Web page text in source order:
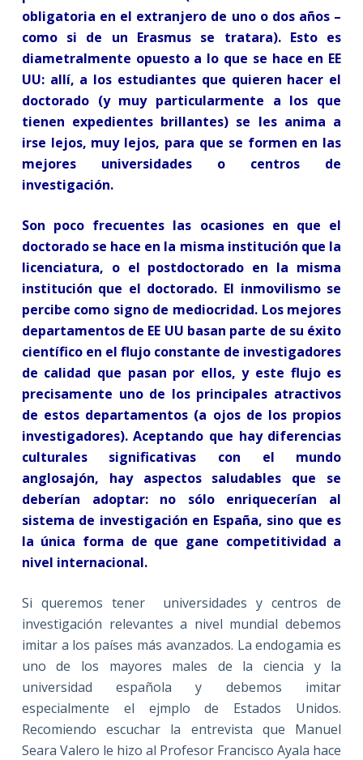
obligatoria en el extranjero de uno o dos años –
como si de un Erasmus se tratara). Esto es
diametralmente opuesto a lo que se hace en EE
UU: allí, a los estudiantes que quieren hacer el
doctorado (y muy particularmente a los que
tienen expedientes brillantes) se les anima a
irse lejos, muy lejos, para que se formen en las
mejores universidades o centros de
investigación.
Son poco frecuentes las ocasiones en que el
doctorado se hace en la misma institución que la
licenciatura, o el postdoctorado en la misma
institución que el doctorado. El inmovilismo se
percibe como signo de mediocridad. Los mejores
departamentos de EE UU basan parte de su éxito
científico en el flujo constante de investigadores
de calidad que pasan por ellos, y este flujo es
precisamente uno de los principales atractivos
de estos departamentos (a ojos de los propios
investigadores). Aceptando que hay diferencias
culturales significativas con el mundo
anglosajón, hay aspectos saludables que se
deberían adoptar: no sólo enriquecerían al
sistema de investigación en España, sino que es
la única forma de que gane competitividad a
nivel internacional.
Si queremos tener universidades y centros de
investigación relevantes a nivel mundial debemos
imitar a los países más avanzados. La endogamia es
uno de los mayores males de la ciencia y la
universidad española y debemos imitar
especialmente el ejmplo de Estados Unidos.
Recomiendo escuchar la entrevista que Manuel
Seara Valero le hizo al Profesor Francisco Ayala hace